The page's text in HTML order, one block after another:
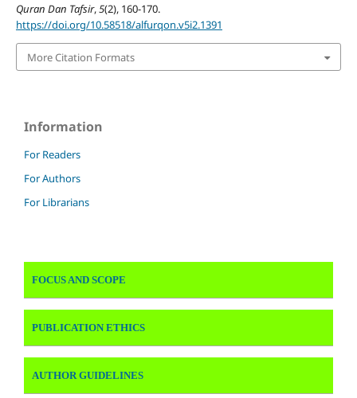
Quran Dan Tafsir,5(2), 160-170.
https://doi.org/10.58518/alfurqon.v5i2.1391
More Citation Formats
Information
For Readers
For Authors
For Librarians
FOCUS AND SCOPE
PUBLICATION ETHICS
AUTHOR GUIDELINES